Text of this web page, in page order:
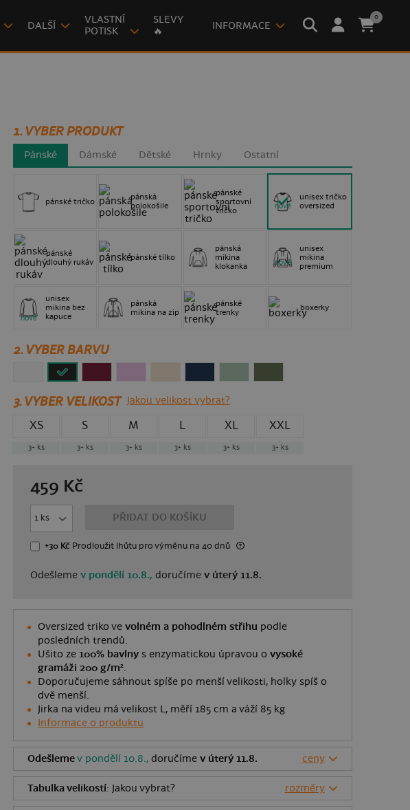
DALŠÍ
VLASTNÍ
POTISK
SLEVY
🔥
INFORMACE
0
1. VYBER PRODUKT
Pánské Dámské Dětské Hrnky Ostatní
pánské tričko
pánská
polokošile
pánské
sportovní
tričko
unisex tričko
oversized
nové
pánské
dlouhý rukáv
pánské tílko
pánská
mikina
klokanka
unisex
mikina
premium
nové
unisex
mikina bez
kapuce
nové
pánská
mikina na zip
pánské
trenky
boxerky
2. VYBER BARVU
3.VYBER VELIKOST Jakou velikost vybrat?
XS
3+ ks
S
3+ ks
M
3+ ks
L
3+ ks
XL
3+ ks
XXL
3+ ks
459 Kč
PŘIDAT DO KOŠÍKU
+30 Kč Prodloužit lhůtu pro výměnu na 40 dnů
Odešleme v pondělí 10.8., doručíme v úterý 11.8.
Oversized triko ve volném a pohodlném střihu podle
posledních trendů.
Ušito ze 100% bavlny s enzymatickou úpravou o vysoké
gramáži 200 g/m².
Doporučujeme sáhnout spíše po menší velikosti, holky spíš o
dvě menší.
Jirka na videu má velikost L, měří 185 cm a váží 85 kg
Informace o produktu
Odešlemev pondělí 10.8., doručíme v úterý 11.8. ceny
Tabulka velikostí: Jakou vybrat? rozměry